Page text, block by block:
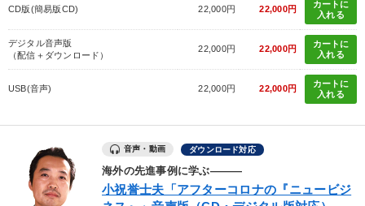
CD版(簡易版CD) 22,000円 22,000円
カートに
入れる
デジタル音声版
（配信＋ダウンロード）
22,000円 22,000円
カートに
入れる
USB(音声) 22,000円 22,000円
カートに
入れる
音声・動画 ダウンロード対応
海外の先進事例に学ぶ―――
小祝誉士夫「アフターコロナの『ニュービジ